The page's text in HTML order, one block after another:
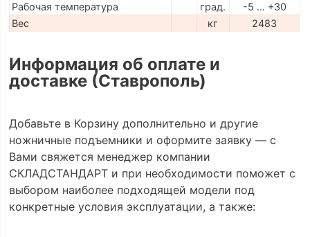
Рабочая температура
град.
-5 … +30
Вес
кг 2483
Информация об оплате и
доставке (Ставрополь)
Добавьте в Корзину дополнительно и другие
ножничные подъемники и оформите заявку — с
Вами свяжется менеджер компании
СКЛАДСТАНДАРТ и при необходимости поможет с
выбором наиболее подходящей модели под
конкретные условия эксплуатации, а также: